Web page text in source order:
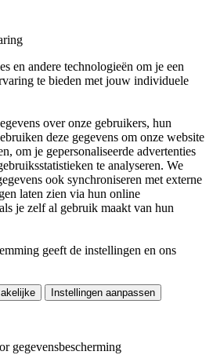
en andere technologieën om je een
te bieden met jouw individuele
over onze gebruikers, hun
deze gegevens om onze website
om je gepersonaliseerde advertenties
te analyseren. We
ook synchroniseren met externe
laten zien via hun online
je zelf al gebruik maakt van hun
geeft de instellingen en ons
Instellingen aanpassen
gegevensbescherming